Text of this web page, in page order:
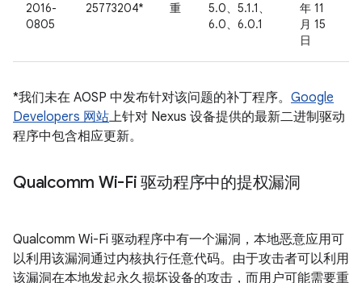
2016-
0805
25773204*
重
5.0、5.1.1、
6.0、6.0.1
年 11
月 15
日
*我们未在 AOSP 中发布针对该问题的补丁程序。 Google
Developers 网站上针对 Nexus 设备提供的最新二进制驱动
程序中包含相应更新。
Qualcomm Wi-Fi 驱动程序中的提权漏洞
Qualcomm Wi-Fi 驱动程序中有一个漏洞，本地恶意应用可
以利用该漏洞通过内核执行任意代码。由于攻击者可以利用
该漏洞在本地发起永久损坏设备的攻击，而用户可能需要重